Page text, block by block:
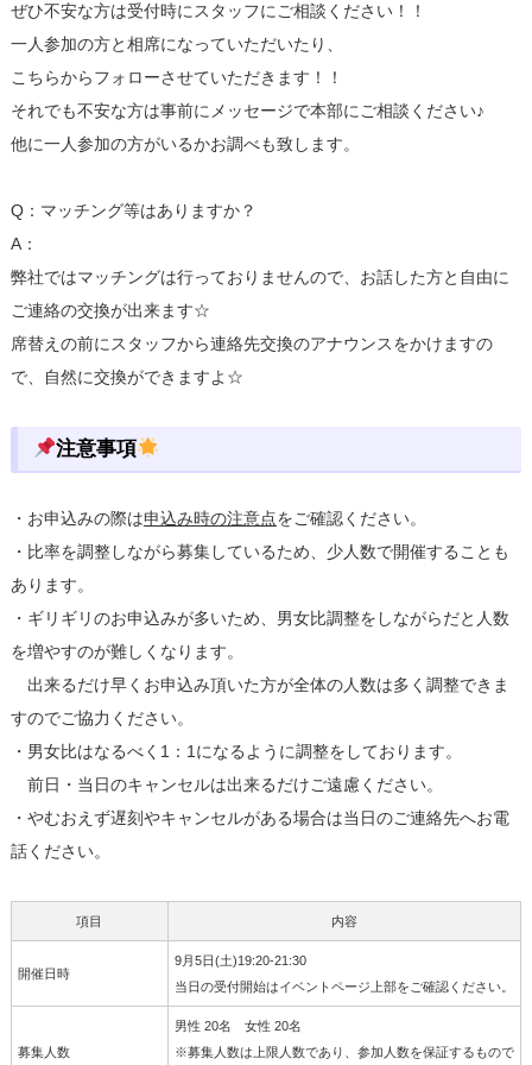
ぜひ不安な方は受付時にスタッフにご相談ください！！
一人参加の方と相席になっていただいたり、
こちらからフォローさせていただきます！！
それでも不安な方は事前にメッセージで本部にご相談ください♪
他に一人参加の方がいるかお調べも致します。
Q：マッチング等はありますか？
A：
弊社ではマッチングは行っておりませんので、お話した方と自由に
ご連絡の交換が出来ます☆
席替えの前にスタッフから連絡先交換のアナウンスをかけますの
で、自然に交換ができますよ☆
注意事項
・お申込みの際は申込み時の注意点をご確認ください。
・比率を調整しながら募集しているため、少人数で開催することも
あります。
・ギリギリのお申込みが多いため、男女比調整をしながらだと人数
を増やすのが難しくなります。
出来るだけ早くお申込み頂いた方が全体の人数は多く調整できま
すのでご協力ください。
・男女比はなるべく1：1になるように調整をしております。
前日・当日のキャンセルは出来るだけご遠慮ください。
・やむおえず遅刻やキャンセルがある場合は当日のご連絡先へお電
話ください。
項目 内容
開催日時
9月5日(土)19:20-21:30
当日の受付開始はイベントページ上部をご確認ください。
募集人数
男性 20名 女性 20名
※募集人数は上限人数であり、参加人数を保証するもので